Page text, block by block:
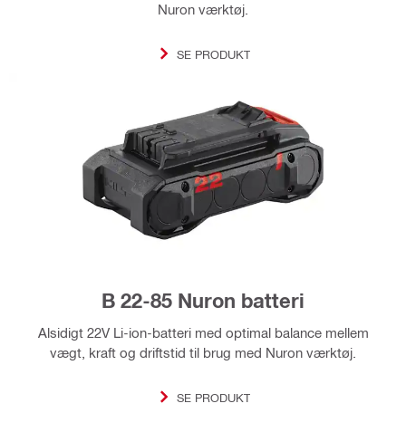
Nuron værktøj.
SE PRODUKT
B 22-85 Nuron batteri
Alsidigt 22V Li-ion-batteri med optimal balance mellem
vægt, kraft og driftstid til brug med Nuron værktøj.
SE PRODUKT